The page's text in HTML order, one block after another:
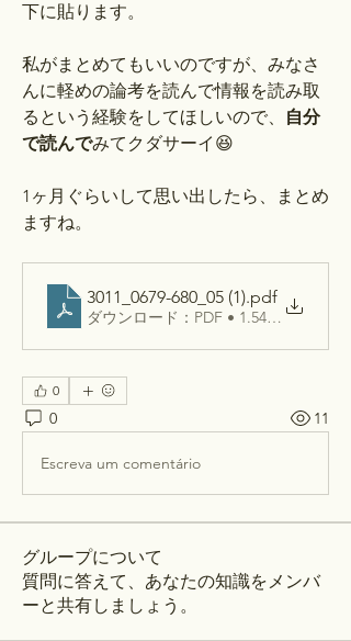
下に貼ります。
私がまとめてもいいのですが、みなさ
んに軽めの論考を読んで情報を読み取
るという経験をしてほしいので、
自分
で読んでみてクダサーイ😆
1ヶ月ぐらいして思い出したら、まとめ
ますね。
3011_0679-680_05 (1).pdf
ダウンロード：PDF • 1.54MB
0
0 11
Escreva um comentário
グループについて
質問に答えて、あなたの知識をメンバ
ーと共有しましょう。